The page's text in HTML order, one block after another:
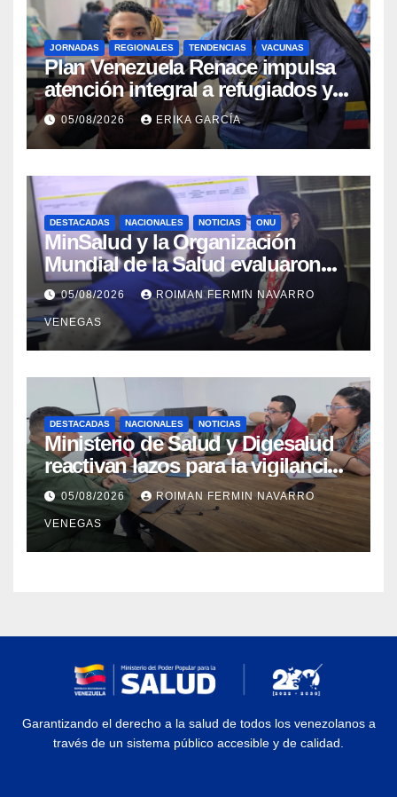
JORNADAS REGIONALES TENDENCIAS VACUNAS
​Plan Venezuela Renace impulsa
atención integral a refugiados y
evaluación de vacunación en
Aragua
05/08/2026 ERIKA GARCÍA
DESTACADAS NACIONALES NOTICIAS ONU
MinSalud y la Organización
Mundial de la Salud evaluaron
propuesta técnica integral en
materia de agua saneamiento e
higiene ante contingencia
sísmica
05/08/2026 ROIMAN FERMIN NAVARRO
VENEGAS
DESTACADAS NACIONALES NOTICIAS
Ministerio de Salud y Digesalud
reactivan lazos para la vigilancia
epidemiológica y el control de
enfermedades
05/08/2026 ROIMAN FERMIN NAVARRO
VENEGAS
Garantizando el derecho a la salud de todos los venezolanos a
través de un sistema público accesible y de calidad.